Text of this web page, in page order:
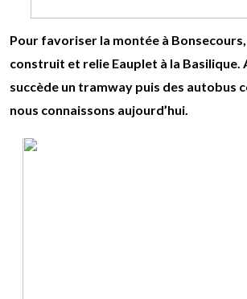
Pour favoriser la montée à
construit et relie Eauplet à la Basilique.
succède un tramway puis des autobus
nous connaissons aujourd’hui.